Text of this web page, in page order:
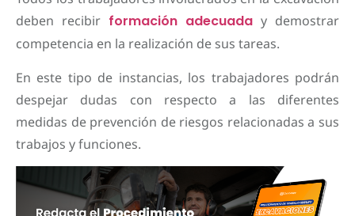
deben recibir formación adecuada y demostrar
competencia en la realización de sus tareas.
En este tipo de instancias, los trabajadores podrán
despejar dudas con respecto a las diferentes
medidas de prevención de riesgos relacionadas a sus
trabajos y funciones.